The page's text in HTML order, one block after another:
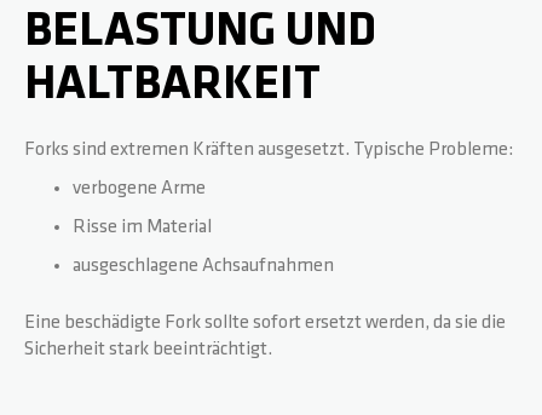
BELASTUNG UND
HALTBARKEIT
Forks sind extremen Kräften ausgesetzt. Typische Probleme:
verbogene Arme
Risse im Material
ausgeschlagene Achsaufnahmen
Eine beschädigte Fork sollte sofort ersetzt werden, da sie die
Sicherheit stark beeinträchtigt.